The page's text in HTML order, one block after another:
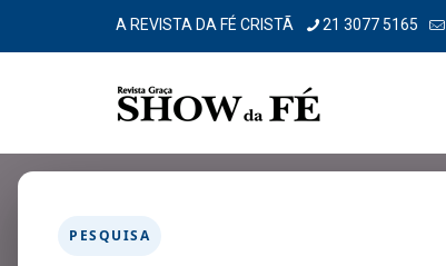
A REVISTA DA FÉ CRISTÃ 21 3077 5165
PESQUISA